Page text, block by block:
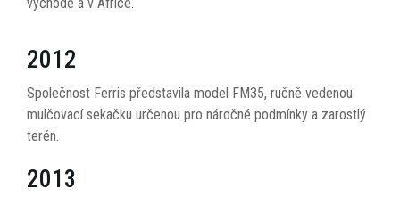
2012
Společnost Ferris představila model FM35, ručně vedenou
mulčovací sekačku určenou pro náročné podmínky a zarostlý
terén.
2013